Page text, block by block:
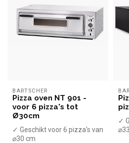
BARTSCHER
Pizza oven NT 901 -
voor 6 pizza's tot
Ø30cm
✓ Geschikt voor 6 pizza's van
⌀30 cm
✓